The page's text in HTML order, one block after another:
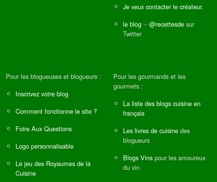
Je veux contacter le créateur.
le blog -- @recettesde sur
Twitter
Pour les blogueuses et blogueurs :
Inscrivez votre blog
Comment fonctionne le site ?
Foire Aux Questions
Logo personnalisable
Le jeu des Royaumes de la
Cuisine
Pour les gourmands et les
gourmets :
La liste des blogs cuisine en
français
Les livres de cuisine des
blogueurs
Blogs Vins pour les amoureux
du vin